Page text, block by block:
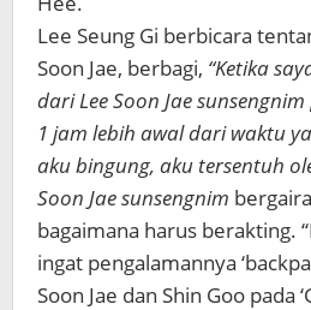
Lee Seung Gi berbicara
Soon Jae, berbagi, “Ketika
dariLeeSoon Jae
1 jam lebih awal dari waktu
akubingung, aku tersentuh
Soon Jae sunsengnim
bagaimana harus berakting. “
ingat pengalamannya ‘
Soon Jae dan Shin Goo pada ‘